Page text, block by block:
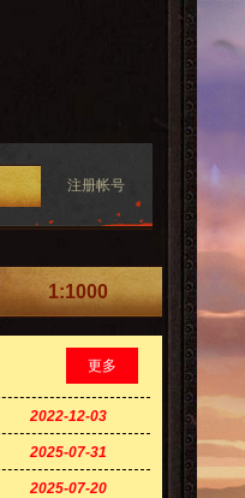
注册帐号
1:1000
更多
2022-12-03
2025-07-31
2025-07-20